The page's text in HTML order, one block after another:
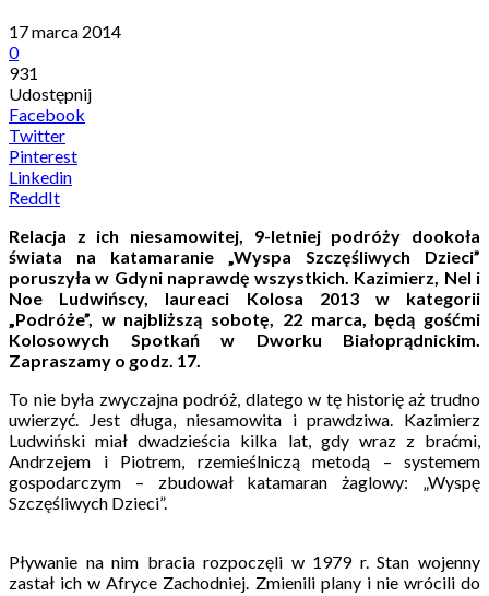
17 marca 2014
0
931
Udostępnij
Facebook
Twitter
Pinterest
Linkedin
ReddIt
Relacja z ich niesamowitej, 9-letniej podróży dookoła
świata na katamaranie „Wyspa Szczęśliwych Dzieci”
poruszyła w Gdyni naprawdę wszystkich. Kazimierz, Nel i
Noe Ludwińscy, laureaci Kolosa 2013 w kategorii
„Podróże”, w najbliższą sobotę, 22 marca, będą gośćmi
Kolosowych Spotkań w Dworku Białoprądnickim.
Zapraszamy o godz. 17.
To nie była zwyczajna podróż, dlatego w tę historię aż trudno
uwierzyć. Jest długa, niesamowita i prawdziwa. Kazimierz
Ludwiński miał dwadzieścia kilka lat, gdy wraz z braćmi,
Andrzejem i Piotrem, rzemieślniczą metodą – systemem
gospodarczym – zbudował katamaran żaglowy: „Wyspę
Szczęśliwych Dzieci”.
Pływanie na nim bracia rozpoczęli w 1979 r. Stan wojenny
zastał ich w Afryce Zachodniej. Zmienili plany i nie wrócili do